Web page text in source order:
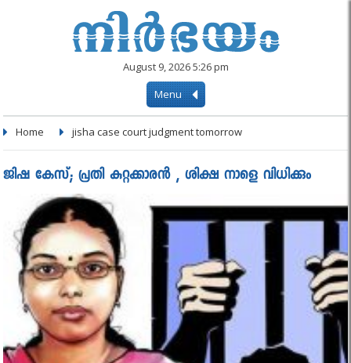
August 9, 2026 5:26 pm
Menu
Home jisha case court judgment tomorrow
ജിഷ കേസ്; പ്രതി കുറ്റക്കാരന്‍ , ശിക്ഷ നാളെ വിധിക്കും